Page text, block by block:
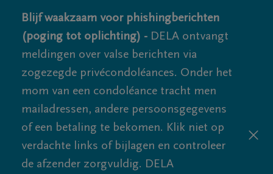
Blijf waakzaam voor phishingberichten
(poging tot oplichting) - DELA ontvangt
meldingen over valse berichten via
zogezegde privécondoléances. Onder het
mom van een condoléance tracht men
mailadressen, andere persoonsgegevens
of een betaling te bekomen. Klik niet op
verdachte links of bijlagen en controleer
de afzender zorgvuldig. DELA